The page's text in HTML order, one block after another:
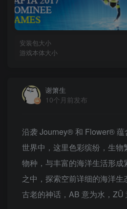
安装包大小
游戏本体大小
谢箫生
10个月前发布
沿袭 Journey® 和 Flower® 蕴
世界中，这里色彩缤纷，生
物种，与丰富的海洋生活形
之中，探索空前详细的海洋
古老的神话，AB 意为水，ZÛ